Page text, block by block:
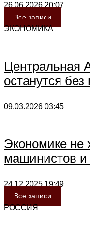
26.06.202620:07
Все записи
ЭКОНОМИКА
Центральная
останутся
09.03.2026 03:45
Экономике не
машинистов и
24.12.202519:49
Все записи
РОССИЯ